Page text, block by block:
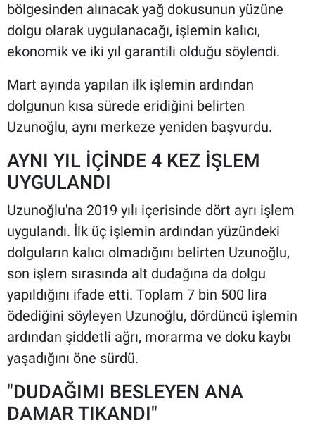
bölgesinden alınacak yağ dokusunun yüzüne
dolgu olarak uygulanacağı, işlemin kalıcı,
ekonomik ve iki yıl garantili olduğu söylendi.
Mart ayında yapılan ilk işlemin ardından
dolgunun kısa sürede eridiğini belirten
Uzunoğlu, aynı merkeze yeniden başvurdu.
AYNI YIL İÇİNDE 4 KEZ İŞLEM
UYGULANDI
Uzunoğlu'na 2019 yılı içerisinde dört ayrı işlem
uygulandı. İlk üç işlemin ardından yüzündeki
dolguların kalıcı olmadığını belirten Uzunoğlu,
son işlem sırasında alt dudağına da dolgu
yapıldığını ifade etti. Toplam 7 bin 500 lira
ödediğini söyleyen Uzunoğlu, dördüncü işlemin
ardından şiddetli ağrı, morarma ve doku kaybı
yaşadığını öne sürdü.
"DUDAĞIMI BESLEYEN ANA
DAMAR TIKANDI"